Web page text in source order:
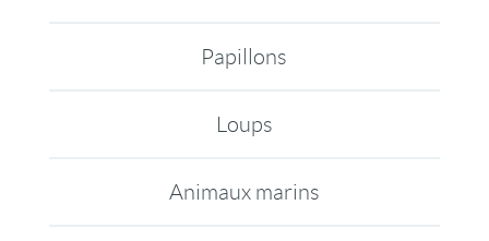
Papillons
Loups
Animaux marins